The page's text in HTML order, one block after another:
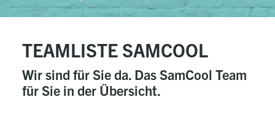
TEAMLISTE SAMCOOL
Wir sind für Sie da. Das SamCool Team
für Sie in der Übersicht.